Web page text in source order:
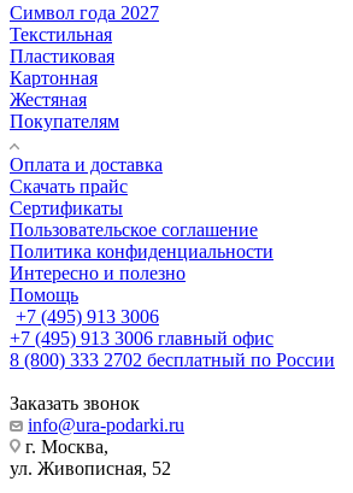
Символ года 2027
Текстильная
Пластиковая
Картонная
Жестяная
Покупателям
Оплата и доставка
Скачать прайс
Сертификаты
Пользовательское соглашение
Политика конфиденциальности
Интересно и полезно
Помощь
+7 (495) 913 3006
+7 (495) 913 3006 главный офис
8 (800) 333 2702 бесплатный по России
Заказать звонок
info@ura-podarki.ru
г. Москва,
ул. Живописная, 52